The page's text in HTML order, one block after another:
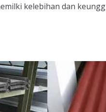
kelebihan dan